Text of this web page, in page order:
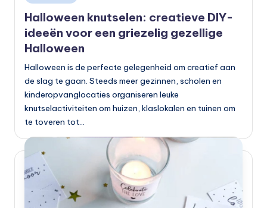
in
Halloween knutselen: creatieve DIY-
ideeën voor een griezelig gezellige
Halloween
Halloween is de perfecte gelegenheid om creatief aan
de slag te gaan. Steeds meer gezinnen, scholen en
kinderopvanglocaties organiseren leuke
knutselactiviteiten om huizen, klaslokalen en tuinen om
te toveren tot…